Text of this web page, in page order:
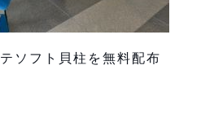
ソフト貝柱を無料配布